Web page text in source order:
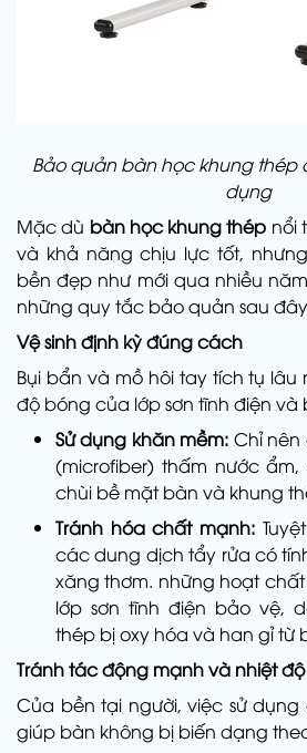
Bảo quản bàn học khung thép
dụng
Mặc dù bàn học khung thép nổi
và khả năng chịu lực tốt,
bền đẹp như mới qua nhiều
những quy tắc bảo quản sau
Vệ sinh định kỳ đúng cách
Bụi bẩn và mồ hôi tay tích tụ
độ bóng của lớp sơn tĩnh điện và
Sử dụng khăn mềm: Chỉ
(microfiber) thấm nước
chùi bề mặt bàn và khung
Tránh hóa chất mạnh:
các dung dịch tẩy rửa có
xăng thơm. những hoạt
lớp sơn tĩnh điện bảo vệ,
thép bị oxy hóa và han gỉ từ
Tránh tác động mạnh và nhiệt
Của bền tại người, việc sử
giúp bàn không bị biến dạng